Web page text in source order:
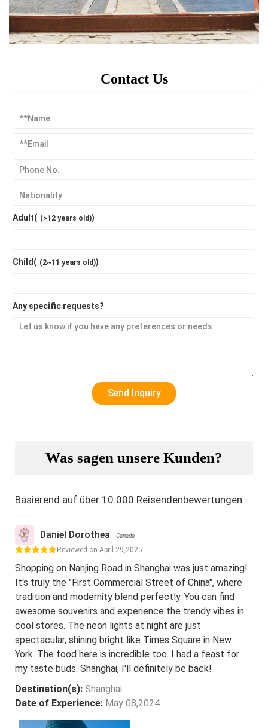
Contact Us
Adult( (>12 years old))
Child( (2~11 years old))
Any specific requests?
Was sagen unsere Kunden?
Basierend auf über 10.000 Reisendenbewertungen
Daniel Dorothea Canada
Reviewed on April 29,2025
Shopping on Nanjing Road in Shanghai was just amazing!
It's truly the "First Commercial Street of China", where
tradition and modernity blend perfectly. You can find
awesome souvenirs and experience the trendy vibes in
cool stores. The neon lights at night are just
spectacular, shining bright like Times Square in New
York. The food here is incredible too. I had a feast for
my taste buds. Shanghai, I'll definitely be back!
Destination(s): Shanghai
Date of Experience: May 08,2024